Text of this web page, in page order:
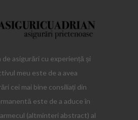
de asigurări cu experiență și
meu este de a avea
cei mai bine consiliați din
este de a aduce în
(altminteri abstract) al